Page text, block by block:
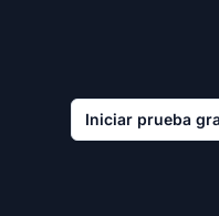
Iniciar prueba